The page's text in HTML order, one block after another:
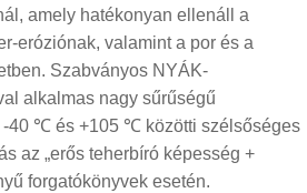
amely hatékonyan ellenáll a
eróziónak, valamint a por és a
Szabványos NYÁK-
alkalmas nagy sűrűségű
-40 ℃ és +105 ℃ közötti szélsőséges
az „erős teherbíró képesség +
forgatókönyvek esetén.